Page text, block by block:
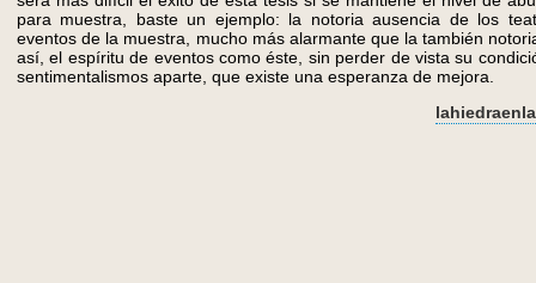
para muestra, baste un ejemplo: la notoria ausencia de los
eventos de la muestra, mucho más alarmante que la también
así, el espíritu de eventos como éste, sin perder de vista su
sentimentalismos aparte, que existe una esperanza de mejora.